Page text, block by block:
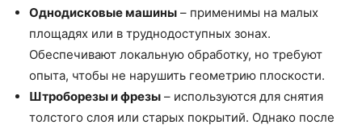
Однодисковые машины – применимы на малых
площадях или в труднодоступных зонах.
Обеспечивают локальную обработку, но требуют
опыта, чтобы не нарушить геометрию плоскости.
Штроборезы и фрезы – используются для снятия
толстого слоя или старых покрытий. Однако после